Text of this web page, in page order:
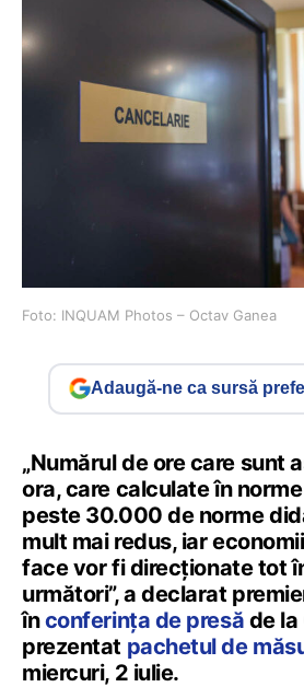
Foto: INQUAM Photos – Octav Ganea
Adaugă-ne ca sursă
„Numărul de ore care sunt
ora, care calculate în
peste 30.000 de norme
mult mai redus, iar
face vor fi direcționate tot
următori”, a declarat
înconferința de presă de la
prezentat pachetul de
miercuri, 2 iulie.